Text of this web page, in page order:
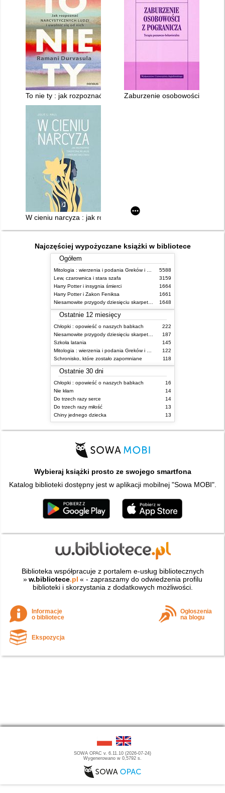
To nie ty : jak rozpoznać narcystycznych ludzi i uwolnić się od
Zaburzenie osobowości z
W cieniu narcyza : jak rozpoznać toksyczną relację i uwolnić
Najczęściej wypożyczane książki w bibliotece
Ogółem
5588
Lew, czarownica i stara szafa
3159
Harry Potter i insygnia śmierci
1664
Harry Potter i Zakon Feniksa
1661
1648
Ostatnie 12 miesięcy
Chłopki : opowieść o naszych babkach
222
187
Szkoła latania
145
122
Schronisko, które zostało zapomniane
118
Ostatnie 30 dni
Chłopki : opowieść o naszych babkach
16
Nie kłam
14
Do trzech razy serce
14
Do trzech razy miłość
13
Chiny jednego dziecka
13
Wybieraj książki prosto ze swojego smartfona
Katalog biblioteki dostępny jest w aplikacji mobilnej "Sowa MOBI".
Biblioteka współpracuje z portalem e-usług bibliotecznych
» w.bibliotece.pl « - zapraszamy do odwiedzenia profilu
biblioteki i skorzystania z dodatkowych możliwości.
Informacje
o bibliotece
Ogłoszenia
na blogu
Ekspozycja
SOWA OPAC v. 6.11.10 (2026-07-24)
Wygenerowano w 0,5792 s.